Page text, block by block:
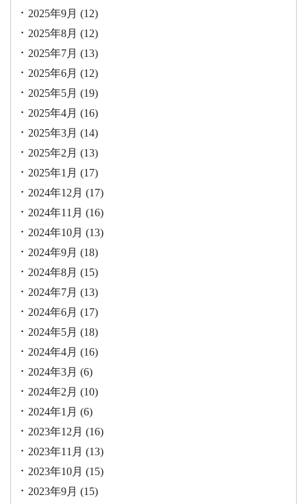
2025年9月 (12)
2025年8月 (12)
2025年7月 (13)
2025年6月 (12)
2025年5月 (19)
2025年4月 (16)
2025年3月 (14)
2025年2月 (13)
2025年1月 (17)
2024年12月 (17)
2024年11月 (16)
2024年10月 (13)
2024年9月 (18)
2024年8月 (15)
2024年7月 (13)
2024年6月 (17)
2024年5月 (18)
2024年4月 (16)
2024年3月 (6)
2024年2月 (10)
2024年1月 (6)
2023年12月 (16)
2023年11月 (13)
2023年10月 (15)
2023年9月 (15)